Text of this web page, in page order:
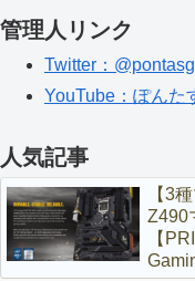
管理人リンク
Twitter：
YouTube：ぽんた
人気記事
【3
Z490
【